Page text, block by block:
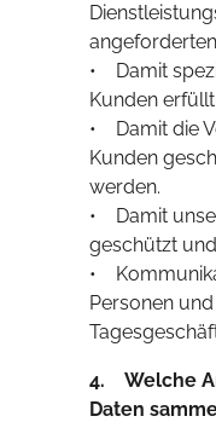
• Damit
Kunden
• Damit die
Kunden
werden.
• Damit
geschützt
•
Personen
4. Welche
Daten